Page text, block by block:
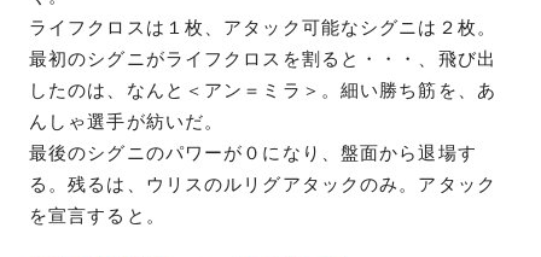
ライフクロスは１枚、アタック可能なシグニは２枚。
最初のシグニがライフクロスを割ると・・・、飛び出
したのは、なんと＜アン＝ミラ＞。細い勝ち筋を、あ
んしゃ選手が紡いだ。
最後のシグニのパワーが０になり、盤面から退場す
る。残るは、ウリスのルリグアタックのみ。アタック
を宣言すると。